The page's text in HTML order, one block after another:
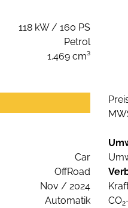
118 kW / 160 PS
Petrol
1.469 cm³
Car
OffRoad
Nov / 2024
Automatik
CO2